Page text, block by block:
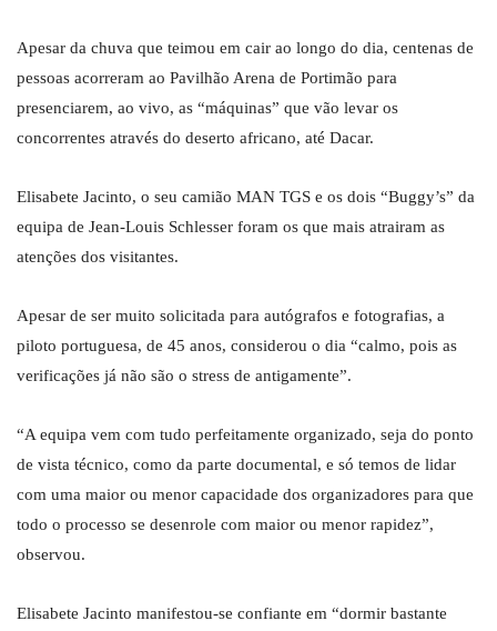
Apesar da chuva que teimou em cair ao longo do dia, centenas de
pessoas acorreram ao Pavilhão Arena de Portimão para
presenciarem, ao vivo, as “máquinas” que vão levar os
concorrentes através do deserto africano, até Dacar.
Elisabete Jacinto, o seu camião MAN TGS e os dois “Buggy’s” da
equipa de Jean-Louis Schlesser foram os que mais atrairam as
atenções dos visitantes.
Apesar de ser muito solicitada para autógrafos e fotografias, a
piloto portuguesa, de 45 anos, considerou o dia “calmo, pois as
verificações já não são o stress de antigamente”.
“A equipa vem com tudo perfeitamente organizado, seja do ponto
de vista técnico, como da parte documental, e só temos de lidar
com uma maior ou menor capacidade dos organizadores para que
todo o processo se desenrole com maior ou menor rapidez”,
observou.
Elisabete Jacinto manifestou-se confiante em “dormir bastante